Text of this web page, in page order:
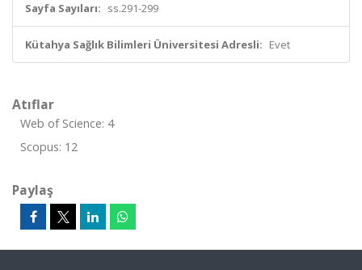
Sayfa Sayıları: ss.291-299
Kütahya Sağlık Bilimleri Üniversitesi Adresli: Evet
Atıflar
Web of Science: 4
Scopus: 12
Paylaş